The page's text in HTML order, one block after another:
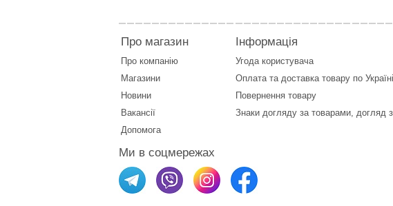
Про магазин
Про компанію
Магазини
Новини
Вакансії
Допомога
Інформація
Угода користувача
Оплата та доставка товару по
Повернення товару
Знаки догляду за товарами, догляд
Ми в соцмережах